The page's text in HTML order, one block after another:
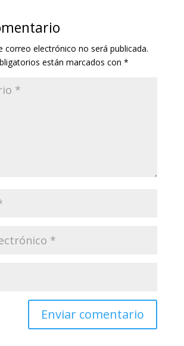
correo electrónico no será publicada.
están marcados con *